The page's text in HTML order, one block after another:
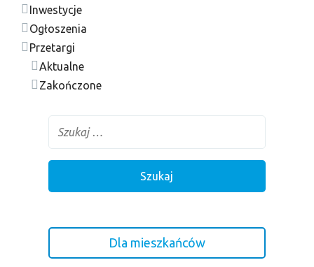
Inwestycje
Ogłoszenia
Przetargi
Aktualne
Zakończone
Dla mieszkańców